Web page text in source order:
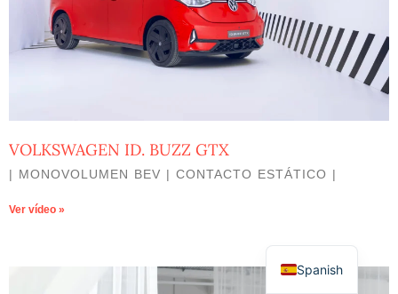
VOLKSWAGEN ID. BUZZ GTX
| MONOVOLUMEN BEV | CONTACTO ESTÁTICO |
Ver vídeo »
Spanish